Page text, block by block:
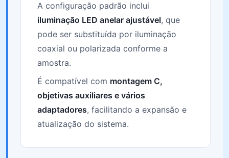
A configuração padrão inclui
iluminação LED anelar ajustável, que
pode ser substituída por iluminação
coaxial ou polarizada conforme a
amostra.
É compatível com montagem C,
objetivas auxiliares e vários
adaptadores, facilitando a expansão e
atualização do sistema.